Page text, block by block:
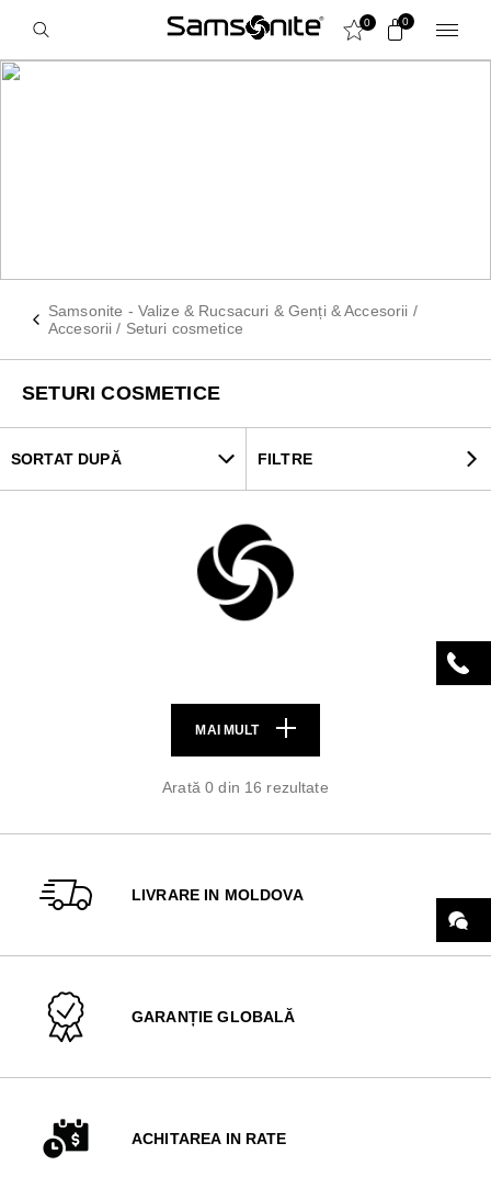
0 0
Samsonite - Valize & Rucsacuri & Genți & Accesorii /
Accesorii / Seturi cosmetice
SETURI COSMETICE
SORTAT DUPĂ FILTRE
MAI MULT
Arată 0 din 16 rezultate
LIVRARE IN MOLDOVA
GARANȚIE GLOBALĂ
ACHITAREA IN RATE